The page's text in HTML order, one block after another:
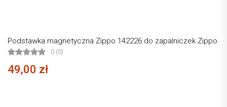
Podstawka magnetyczna Zippo 142226 do zapalniczek Zippo
0 (0)
49,00 zł